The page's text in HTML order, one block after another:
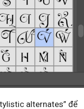
alternates” để